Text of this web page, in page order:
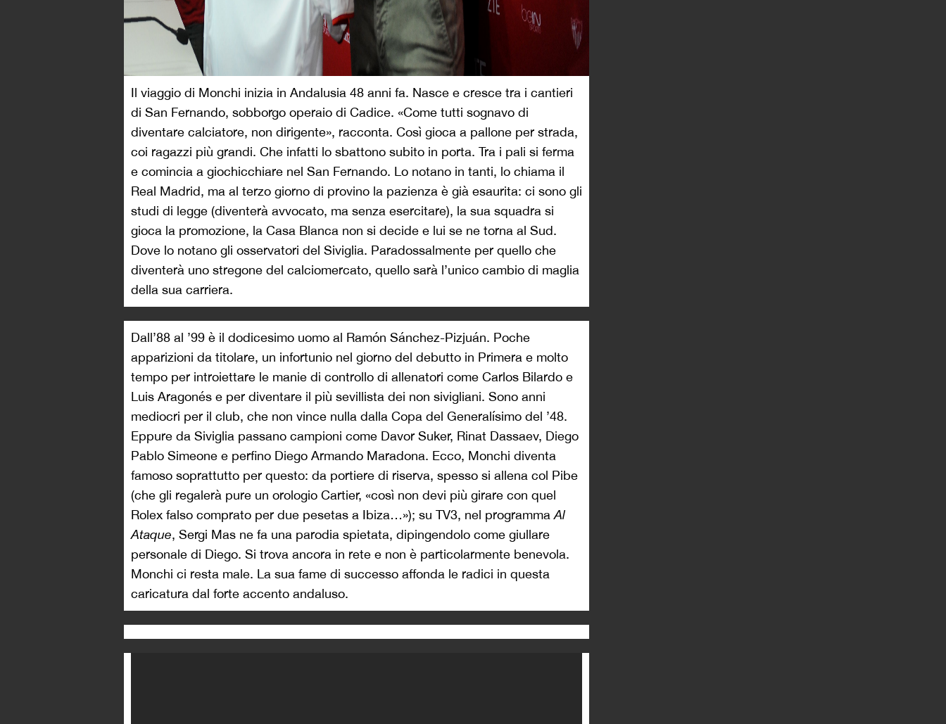
Il viaggio di Monchi inizia in Andalusia 48 anni fa. Nasce e cresce tra i cantieri
di San Fernando, sobborgo operaio di Cadice. «Come tutti sognavo di
diventare calciatore, non dirigente», racconta. Così gioca a pallone per strada,
coi ragazzi più grandi. Che infatti lo sbattono subito in porta. Tra i pali si ferma
e comincia a giochicchiare nel San Fernando. Lo notano in tanti, lo chiama il
Real Madrid, ma al terzo giorno di provino la pazienza è già esaurita: ci sono gli
studi di legge (diventerà avvocato, ma senza esercitare), la sua squadra si
gioca la promozione, la Casa Blanca non si decide e lui se ne torna al Sud.
Dove lo notano gli osservatori del Siviglia. Paradossalmente per quello che
diventerà uno stregone del calciomercato, quello sarà l’unico cambio di maglia
della sua carriera.
Dall’88 al ’99 è il dodicesimo uomo al Ramón Sánchez-Pizjuán. Poche
apparizioni da titolare, un infortunio nel giorno del debutto in Primera e molto
tempo per introiettare le manie di controllo di allenatori come Carlos Bilardo e
Luis Aragonés e per diventare il più sevillista dei non sivigliani. Sono anni
mediocri per il club, che non vince nulla dalla Copa del Generalísimo del ’48.
Eppure da Siviglia passano campioni come Davor Suker, Rinat Dassaev, Diego
Pablo Simeone e perfino Diego Armando Maradona. Ecco, Monchi diventa
famoso soprattutto per questo: da portiere di riserva, spesso si allena col Pibe
(che gli regalerà pure un orologio Cartier, «così non devi più girare con quel
Rolex falso comprato per due pesetas a Ibiza…»); su TV3, nel programmaAl
Ataque, Sergi Mas ne fa una parodia spietata, dipingendolo come giullare
personale di Diego. Si trova ancora in rete e non è particolarmente benevola.
Monchi ci resta male. La sua fame di successo affonda le radici in questa
caricatura dal forte accento andaluso.